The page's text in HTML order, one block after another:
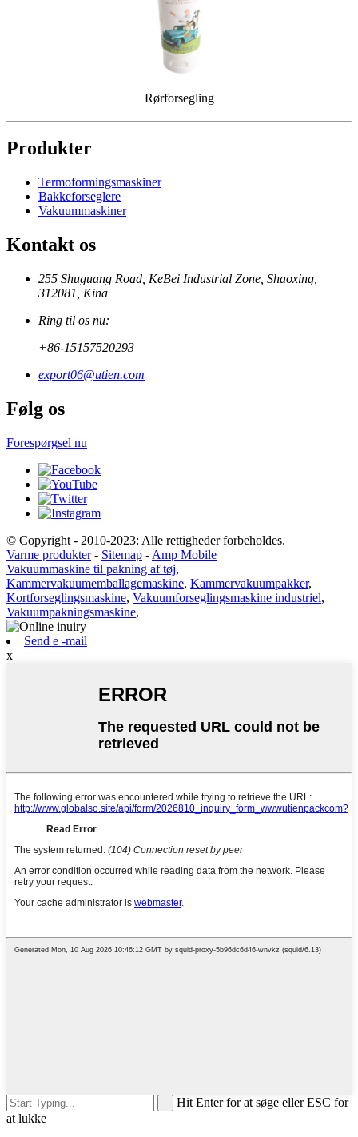
Rørforsegling
Produkter
Termoformingsmaskiner
Bakkeforseglere
Vakuummaskiner
Kontakt os
255 Shuguang Road, KeBei Industrial Zone, Shaoxing,
312081, Kina
Ring til os nu:
+86-15157520293
export06@utien.com
Følg os
Forespørgsel nu
© Copyright - 2010-2023: Alle rettigheder forbeholdes.
Varme produkter- Sitemap - Amp Mobile
Vakuummaskine til pakning af tøj,
Kammervakuumemballagemaskine, Kammervakuumpakker,
Kortforseglingsmaskine, Vakuumforseglingsmaskine industriel,
Vakuumpakningsmaskine,
Send e -mail
x
Hit Enter for at søge eller ESC for
at lukke